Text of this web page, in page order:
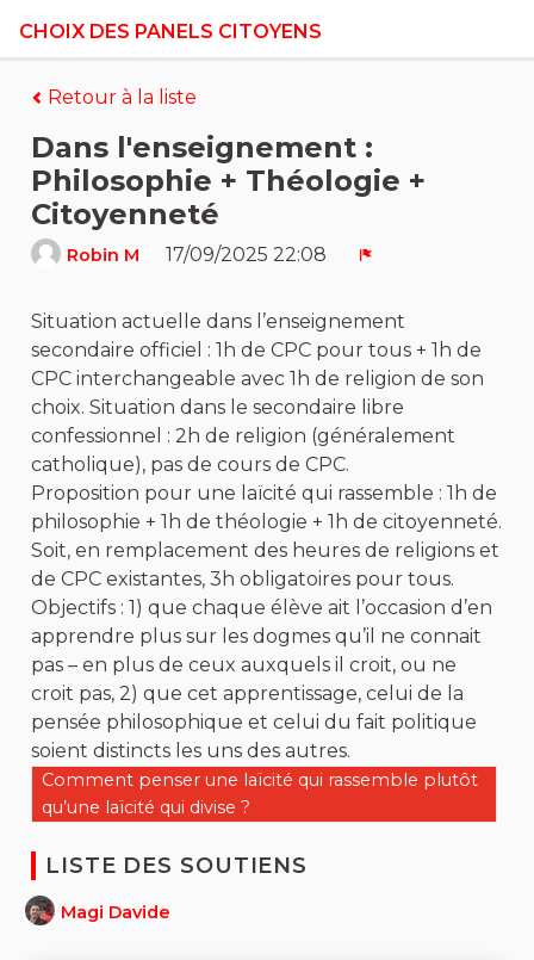
CHOIX DES PANELS CITOYENS
Retour à la liste
Dans l'enseignement :
Philosophie + Théologie +
Citoyenneté
Robin M
17/09/2025 22:08
Situation actuelle dans l’enseignement
secondaire officiel : 1h de CPC pour tous + 1h de
CPC interchangeable avec 1h de religion de son
choix. Situation dans le secondaire libre
confessionnel : 2h de religion (généralement
catholique), pas de cours de CPC.
Proposition pour une laïcité qui rassemble : 1h de
philosophie + 1h de théologie + 1h de citoyenneté.
Soit, en remplacement des heures de religions et
de CPC existantes, 3h obligatoires pour tous.
Objectifs : 1) que chaque élève ait l’occasion d’en
apprendre plus sur les dogmes qu’il ne connait
pas – en plus de ceux auxquels il croit, ou ne
croit pas, 2) que cet apprentissage, celui de la
pensée philosophique et celui du fait politique
soient distincts les uns des autres.
Filtrer les résultats de la catégorie : Comment penser
Comment penser une laïcité qui rassemble plutôt
qu’une laïcité qui divise ?
LISTE DES SOUTIENS
Magi Davide